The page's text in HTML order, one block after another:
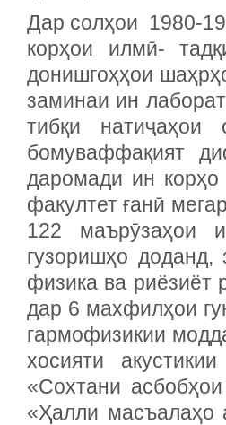
Дар солҳои 1980-
корҳои илмӣ-
донишгоҳҳои
заминаи ин
тибқи
бомуваффақият
даромади ин
факултет ғанӣ
122 маърӯзаҳои
гузоришҳо
физика ва
дар 6 махфилҳои
гармофизикии
хосияти
«Сохтани
«Ҳалли масъалаҳо